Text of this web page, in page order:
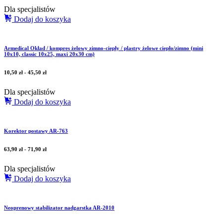
Dla specjalistów
Dodaj do koszyka
Armedical Okład / kompres żelowy zimno-ciepły / plastry żelowe ciepło/zimno (mini
10x10, classic 10x25, maxi 20x30 cm)
10,50 zł - 45,50 zł
Dla specjalistów
Dodaj do koszyka
Korektor postawy AR-763
63,90 zł - 71,90 zł
Dla specjalistów
Dodaj do koszyka
Neoprenowy stabilizator nadgarstka AR-2010